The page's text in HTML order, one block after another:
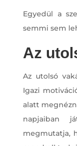
Egyedül a
semmi sem
Az
Az utolsó
Igazi
alatt
napjaiban
megmutatja,